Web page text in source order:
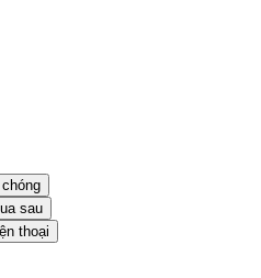
sau
thoại